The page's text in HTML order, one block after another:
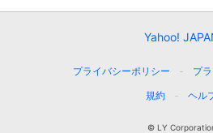
Yahoo!
プライバシーポリシー
プ
規約
ヘル
© LY